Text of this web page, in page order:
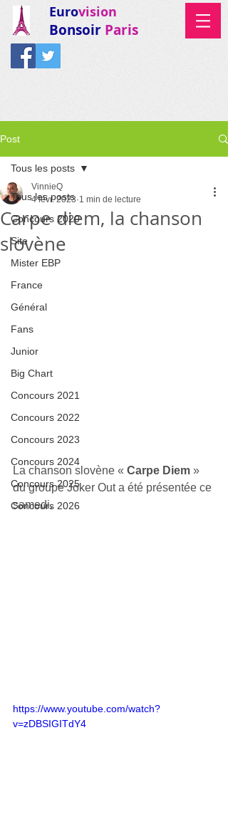
Eurovision
Bonsoir Paris
Post
Tous les posts
Concours 2020
Site
Mister EBP
France
Général
Fans
Junior
Big Chart
Concours 2021
Concours 2022
Concours 2023
Concours 2024
Concours 2025
Concours 2026
Tous les posts
Carpe diem, la chanson
slovène
VinnieQ
4 févr. 2023 1 min de lecture
La chanson slovène « Carpe Diem »
du groupe Joker Out a été présentée ce
samedi.
https://www.youtube.com/watch?
v=zDBSIGITdY4